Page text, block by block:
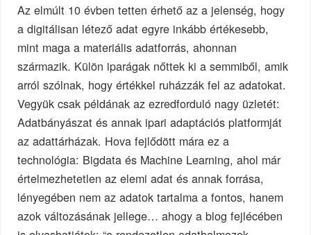
Az elmúlt 10 évben tetten érhető az a jelenség, hogy
a digitálisan létező adat egyre inkább értékesebb,
mint maga a materiális adatforrás, ahonnan
származik. Külön iparágak nőttek ki a semmiből, amik
arról szólnak, hogy értékkel ruházzák fel az adatokat.
Vegyük csak példának az ezredforduló nagy üzletét:
Adatbányászat és annak ipari adaptációs platformját
az adattárházak. Hova fejlődött mára ez a
technológia: Bigdata és Machine Learning, ahol már
értelmezhetetlen az elemi adat és annak forrása,
lényegében nem az adatok tartalma a fontos, hanem
azok változásának jellege… ahogy a blog fejlécében